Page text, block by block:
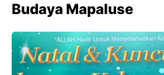
Budaya Mapaluse